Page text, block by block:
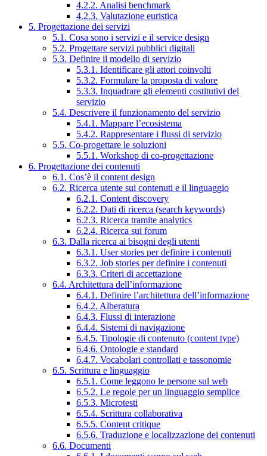
4.2.2. Analisi benchmark
4.2.3. Valutazione euristica
5. Progettazione dei servizi
5.1. Cosa sono i servizi e il service design
5.2. Progettare servizi pubblici digitali
5.3. Definire il modello di servizio
5.3.1. Identificare gli attori coinvolti
5.3.2. Formulare la proposta di valore
5.3.3. Inquadrare gli elementi costitutivi del
servizio
5.4. Descrivere il funzionamento del servizio
5.4.1. Mappare l’ecosistema
5.4.2. Rappresentare i flussi di servizio
5.5. Co-progettare le soluzioni
5.5.1. Workshop di co-progettazione
6. Progettazione dei contenuti
6.1. Cos’è il content design
6.2. Ricerca utente sui contenuti e il linguaggio
6.2.1. Content discovery
6.2.2. Dati di ricerca (search keywords)
6.2.3. Ricerca tramite analytics
6.2.4. Ricerca sui forum
6.3. Dalla ricerca ai bisogni degli utenti
6.3.1. User stories per definire i contenuti
6.3.2. Job stories per definire i contenuti
6.3.3. Criteri di accettazione
6.4. Architettura dell’informazione
6.4.1. Definire l’architettura dell’informazione
6.4.2. Alberatura
6.4.3. Flussi di interazione
6.4.4. Sistemi di navigazione
6.4.5. Tipologie di contenuto (content type)
6.4.6. Ontologie e standard
6.4.7. Vocabolari controllati e tassonomie
6.5. Scrittura e linguaggio
6.5.1. Come leggono le persone sul web
6.5.2. Le regole per un linguaggio semplice
6.5.3. Microtesti
6.5.4. Scrittura collaborativa
6.5.5. Content critique
6.5.6. Traduzione e localizzazione dei contenuti
6.6. Documenti